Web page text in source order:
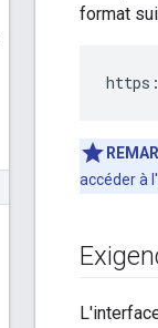
format
accéder à